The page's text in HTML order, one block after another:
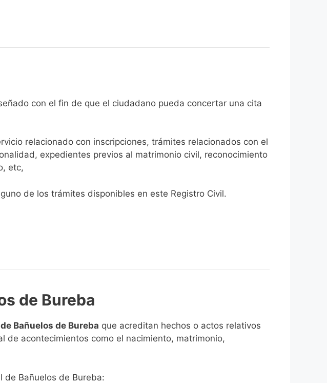
con el fin de que el ciudadano pueda concertar una cita
relacionado con inscripciones, trámites relacionados con el
expedientes previos al matrimonio civil, reconocimiento
etc,
de los trámites disponibles en este Registro Civil.​
de Bureba
Bañuelos de Bureba que acreditan hechos o actos relativos
de acontecimientos como el nacimiento, matrimonio,
de Bañuelos de Bureba: